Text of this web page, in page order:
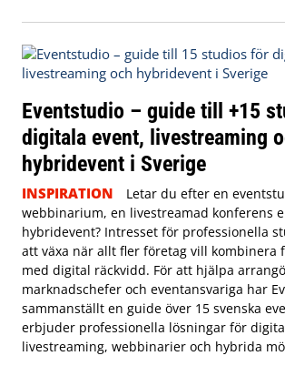
Eventstudio – guide till +15
digitala event, livestreaming
hybridevent i Sverige
INSPIRATION
Letar du efter en
webbinarium, en livestreamad konferens
hybridevent? Intresset för professionella
att växa när allt fler företag vill kombinera
med digital räckvidd. För att hjälpa
marknadschefer och eventansvariga har
sammanställt en guide över 15 svenska
erbjuder professionella lösningar för
livestreaming, webbinarier och hybrida